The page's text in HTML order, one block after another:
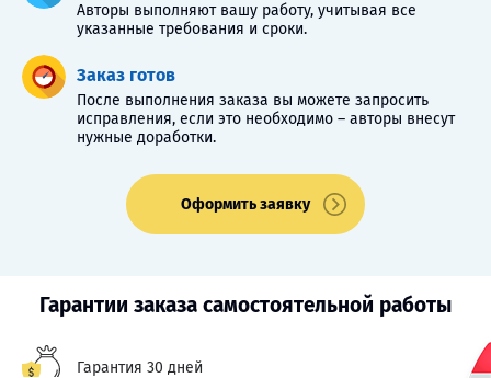
Авторы выполняют вашу работу, учитывая все
указанные требования и сроки.
Заказ готов
После выполнения заказа вы можете запросить
исправления, если это необходимо – авторы внесут
нужные доработки.
Оформить заявку
Гарантии заказа самостоятельной работы
Гарантия 30 дней